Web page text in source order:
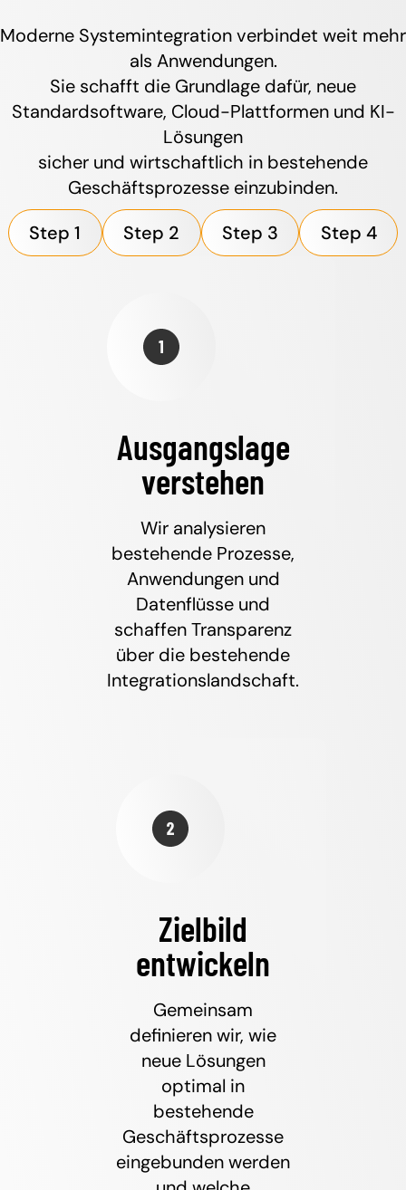
Moderne Systemintegration verbindet weit mehr
als Anwendungen.
Sie schafft die Grundlage dafür, neue
Standardsoftware, Cloud-Plattformen und KI-
Lösungen
sicher und wirtschaftlich in bestehende
Geschäftsprozesse einzubinden.
Step 1
Step 2 Step 3 Step 4
Ausgangslage
verstehen
Wir analysieren
bestehende Prozesse,
Anwendungen und
Datenflüsse und
schaffen Transparenz
über die bestehende
Integrationslandschaft.
Zielbild
entwickeln
Gemeinsam
definieren wir, wie
neue Lösungen
optimal in
bestehende
Geschäftsprozesse
eingebunden werden